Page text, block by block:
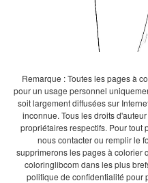
Remarque : Toutes les pages à
pour un usage personnel
soit largement diffusées sur
inconnue. Tous les droits
propriétaires respectifs. Pour tout
nous contacter ou remplir le
supprimerons les pages à colorier
coloringlibcom dans les plus
politique de confidentialité pour